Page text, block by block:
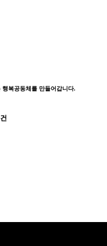
복공동체를 만들어갑니다.